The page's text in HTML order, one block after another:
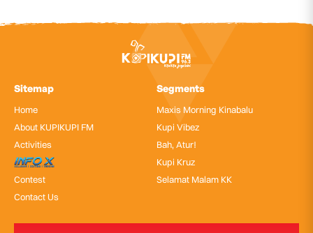
Sitemap
Home
About KUPIKUPI FM
Activities
InfoX
Contest
Contact Us
Segments
Maxis Morning Kinabalu
Kupi Vibez
Bah, Atur!
Kupi Kruz
Selamat Malam KK